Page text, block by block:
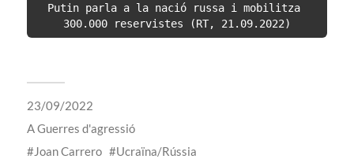
Putin parla a la nació russa i mobilitza
300.000 reservistes (RT, 21.09.2022)
23/09/2022
AGuerres d'agressió
Joan Carrero
Ucraïna/Rússia